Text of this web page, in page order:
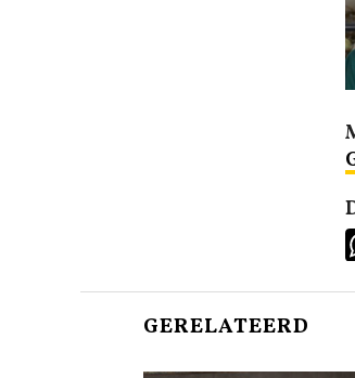
GERELATEERD